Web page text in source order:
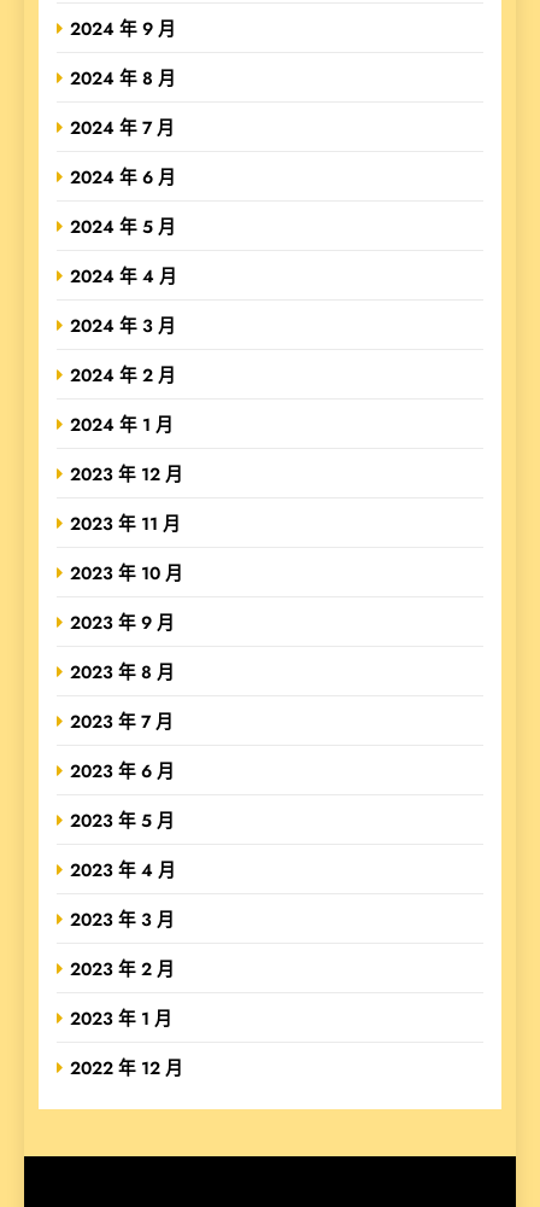
2024 年 9 月
2024 年 8 月
2024 年 7 月
2024 年 6 月
2024 年 5 月
2024 年 4 月
2024 年 3 月
2024 年 2 月
2024 年 1 月
2023 年 12 月
2023 年 11 月
2023 年 10 月
2023 年 9 月
2023 年 8 月
2023 年 7 月
2023 年 6 月
2023 年 5 月
2023 年 4 月
2023 年 3 月
2023 年 2 月
2023 年 1 月
2022 年 12 月